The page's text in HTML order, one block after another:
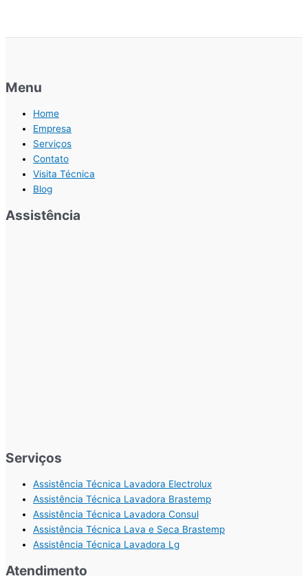
Menu
Home
Empresa
Serviços
Contato
Visita Técnica
Blog
Assistência
Serviços
Assistência Técnica Lavadora Electrolux
Assistência Técnica Lavadora Brastemp
Assistência Técnica Lavadora Consul
Assistência Técnica Lava e Seca Brastemp
Assistência Técnica Lavadora Lg
Atendimento